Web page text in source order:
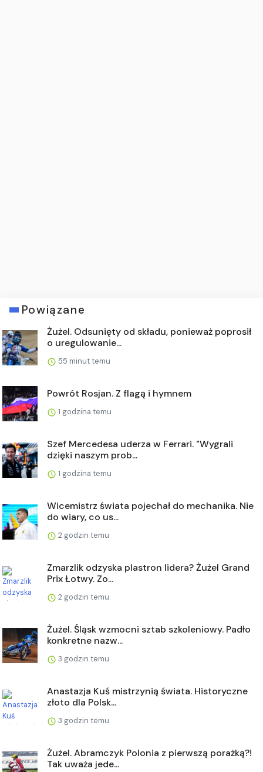
Powiązane
Żużel. Odsunięty od składu, ponieważ poprosił
o uregulowanie...
55 minut temu
Powrót Rosjan. Z flagą i hymnem
1 godzina temu
Szef Mercedesa uderza w Ferrari. "Wygrali
dzięki naszym prob...
1 godzina temu
Wicemistrz świata pojechał do mechanika. Nie
do wiary, co us...
2 godzin temu
Zmarzlik odzyska plastron lidera? Żużel Grand
Prix Łotwy. Zo...
2 godzin temu
Żużel. Śląsk wzmocni sztab szkoleniowy. Padło
konkretne nazw...
3 godzin temu
Anastazja Kuś mistrzynią świata. Historyczne
złoto dla Polsk...
3 godzin temu
Żużel. Abramczyk Polonia z pierwszą porażką?!
Tak uważa jede...